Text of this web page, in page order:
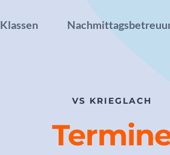
Klassen
VS KRIEGLACH